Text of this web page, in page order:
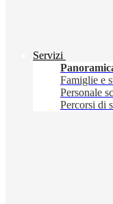
Servizi
Famiglie e
Personale
Percorsi di